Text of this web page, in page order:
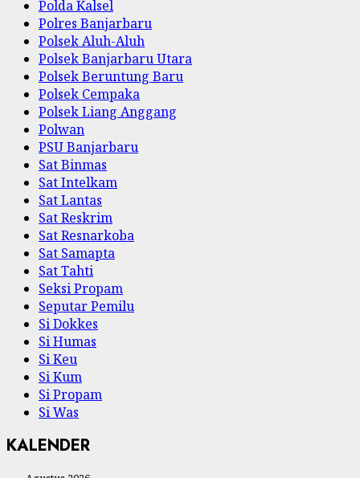
Polda Kalsel
Polres Banjarbaru
Polsek Aluh-Aluh
Polsek Banjarbaru Utara
Polsek Beruntung Baru
Polsek Cempaka
Polsek Liang Anggang
Polwan
PSU Banjarbaru
Sat Binmas
Sat Intelkam
Sat Lantas
Sat Reskrim
Sat Resnarkoba
Sat Samapta
Sat Tahti
Seksi Propam
Seputar Pemilu
Si Dokkes
Si Humas
Si Keu
Si Kum
Si Propam
Si Was
KALENDER